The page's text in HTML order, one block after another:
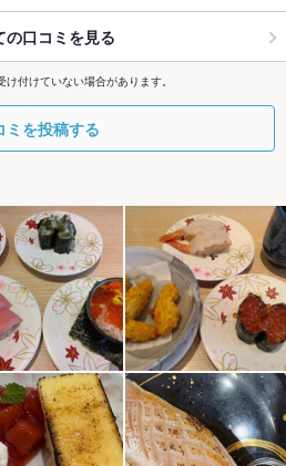
の口コミを見る
付けていない場合があります。
ミを投稿する